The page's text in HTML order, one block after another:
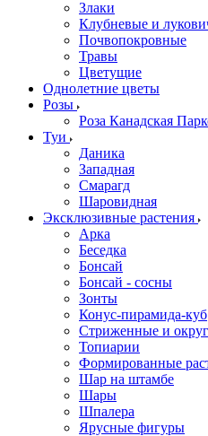
Злаки
Клубневые и
Почвопокровные
Травы
Цветущие
Однолетние цветы
Розы
Роза Канадская
Туи
Даника
Западная
Смарагд
Шаровидная
Эксклюзивные растения
Арка
Беседка
Бонсай
Бонсай - сосны
Зонты
Конус-пирамида-куб
Стриженные и
Топиарии
Формированные
Шар на штамбе
Шары
Шпалера
Ярусные фигуры